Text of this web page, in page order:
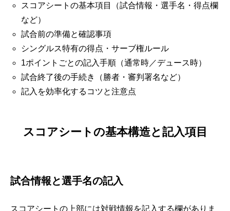
スコアシートの基本項目（試合情報・選手名・得点欄
など）
試合前の準備と確認事項
シングルス特有の得点・サーブ権ルール
1ポイントごとの記入手順（通常時／デュース時）
試合終了後の手続き（勝者・審判署名など）
記入を効率化するコツと注意点
スコアシートの基本構造と記入項目
試合情報と選手名の記入
スコアシートの上部には対戦情報を記入する欄がありま